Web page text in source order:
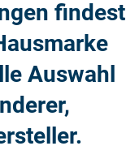
findest
Auswahl